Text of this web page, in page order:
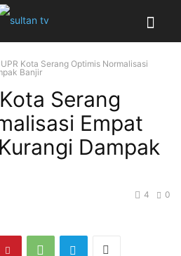
Kota Serang Optimis Normalisasi
Banjir
Serang
Empat
Dampak
0
4